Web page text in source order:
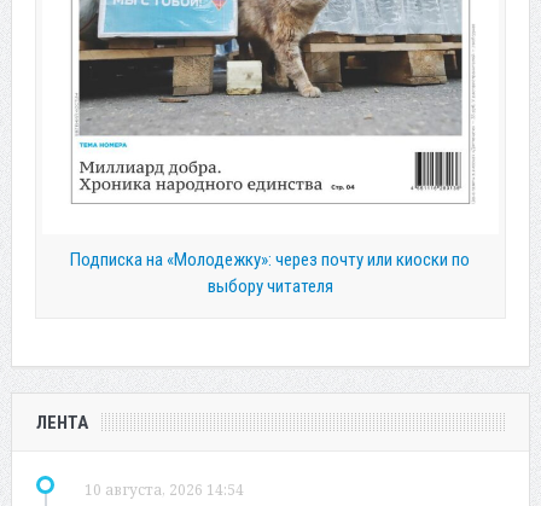
Подписка на «Молодежку»: через почту или киоски по
выбору читателя
ЛЕНТА
10 августа, 2026 14:54